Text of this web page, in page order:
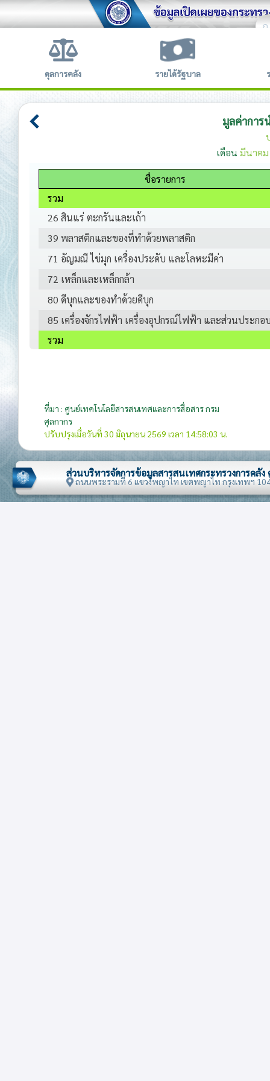
ก
ดุลการคลัง รายได้รัฐบาล
มูลค่าการ
เดือน มีนาค
ชื่อรายการ
รวม
26 สินแร่ ตะกรันและเถ้า
39 พลาสติกและของที่ทำด้วยพลาสติก
71 อัญมณี ไข่มุก เครื่องประดับ และโลหะมีค่า
72 เหล็กและเหล็กกล้า
80 ดีบุกและของทำด้วยดีบุก
85 เครื่องจักรไฟฟ้า เครื่องอุปกรณ์ไฟฟ้า และส่วนประกอ
รวม
ที่มา : ศูนย์เทคโนโลยีสารสนเทศและการสื่อสาร กรม
ศุลกากร
ปรับปรุงเมื่อวันที่ 30 มิถุนายน 2569 เวลา 14:58:03 น.
ส่วนบริหารจัดการข้อมูลสารสนเทศกระทรวงการคลั
ถนนพระรามที่ 6 แขวงพญาไท เขตพญาไท กรุงเทพฯ